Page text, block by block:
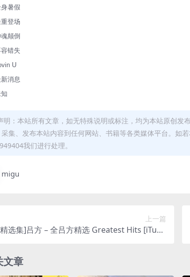
暑假
登场
颠倒
错失
U
消息
明：本站所有文章，如无特殊说明或标注，均为本站原创发
采集、发布本站内容到任何网站、书籍等各类媒体平台。如
我们进行处理。
migu
上一篇
选集]吕方 – 全吕方精选 Greatest Hits [iTune
文章